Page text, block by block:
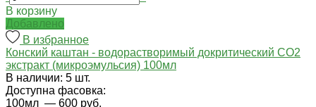
В корзину
Добавлено
В избранное
Конский каштан - водорастворимый докритический СО2
экстракт (микроэмульсия) 100мл
В наличии: 5 шт.
Доступна фасовка:
100мл — 600 руб.